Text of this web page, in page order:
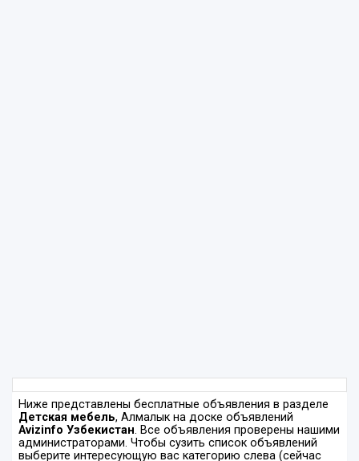
Ниже представлены бесплатные объявления в разделе
Детская мебель, Алмалык на доске объявлений
Avizinfo Узбекистан. Все объявления проверены нашими
администраторами. Чтобы сузить список объявлений
выберите интересующую вас категорию слева (сейчас